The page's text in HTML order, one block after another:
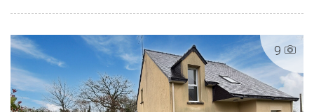
chauffage aérothermie de 2025, carport, garage de 35m²,
possibilité de créer une chambre au rdc avec salle d'eau, deux
greniers de stockage, dépendance avec local technique piscine et
stockage du bois. CLASSE CLIMAT : B / CLASSE ENERGIE : B
N'attendez plus, contacter l'agence PROXIMMO au 02.99.72.30.30
PRIX HAI : 330.000 € dont 4.5% d'honoraires à la charge de
9